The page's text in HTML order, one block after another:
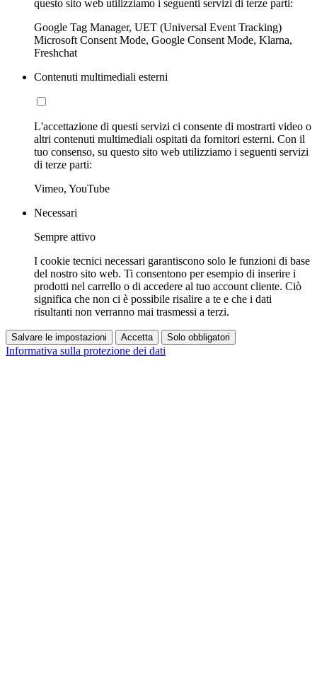
questo sito web utilizziamo i seguenti servizi di terze parti:
Google Tag Manager, UET (Universal Event Tracking)
Microsoft Consent Mode, Google Consent Mode, Klarna,
Freshchat
Contenuti multimediali esterni
L'accettazione di questi servizi ci consente di mostrarti video o
altri contenuti multimediali ospitati da fornitori esterni. Con il
tuo consenso, su questo sito web utilizziamo i seguenti servizi
di terze parti:
Vimeo, YouTube
Necessari
Sempre attivo
I cookie tecnici necessari garantiscono solo le funzioni di base
del nostro sito web. Ti consentono per esempio di inserire i
prodotti nel carrello o di accedere al tuo account cliente. Ciò
significa che non ci è possibile risalire a te e che i dati
risultanti non verranno mai trasmessi a terzi.
Salvare le impostazioni Accetta Solo obbligatori
Informativa sulla protezione dei dati